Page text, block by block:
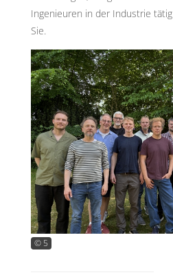
Ingenieuren in der Industrie
Sie.
© 5